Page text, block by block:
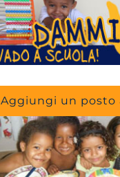
Aggiungi un posto